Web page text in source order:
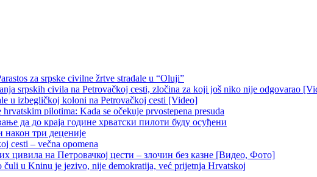
za srpske civilne žrtve stradale u “Oluji”
srpskih civila na Petrovačkoj cesti, zločina za koji još niko nije odgovarao
u izbegličkoj koloni na Petrovačkoj cesti [Video]
pilotima: Kada se očekuje prvostepena presuda
да до краја године хрватски пилоти буду осуђени
три деценије
cesti – večna opomena
на Петровачкој цести – злочин без казне [Видео, Фото]
u Kninu je jezivo, nije demokratija, već prijetnja Hrvatskoj